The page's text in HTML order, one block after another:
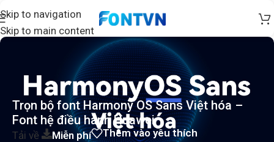
Skip to navigation
Skip to main content
Trọn bộ font Harmony OS Sans Việt hóa –
Font hệ điều hành Huawei
Tải về Miễn phí Thêm vào yêu thích